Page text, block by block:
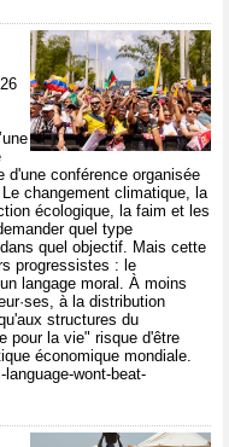
d'une conférence organisée
changement climatique, la
écologique, la faim et les
quel type
quel objectif. Mais cette
progressistes : le
langage moral. À moins
à la distribution
structures du
pour la vie" risque d'être
économique mondiale.
wont-beat-